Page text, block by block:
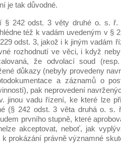
je tak důvodné.
§ 242 odst. 3 věty druhé o. s. ř.
též k vadám uvedeným v §
odst. 3, jakož i k jiným vadám
rozhodnutí ve věci, i když
že odvolací soud
důkazy (nebyly provedeny
a záznamů o
pak neprovedení
jinou vadu řízení, ke které lze
(§ 242 odst. 3 věta druhá o. s.
prvního stupně, které
akceptovat, neboť, jak
prokázání právně významné